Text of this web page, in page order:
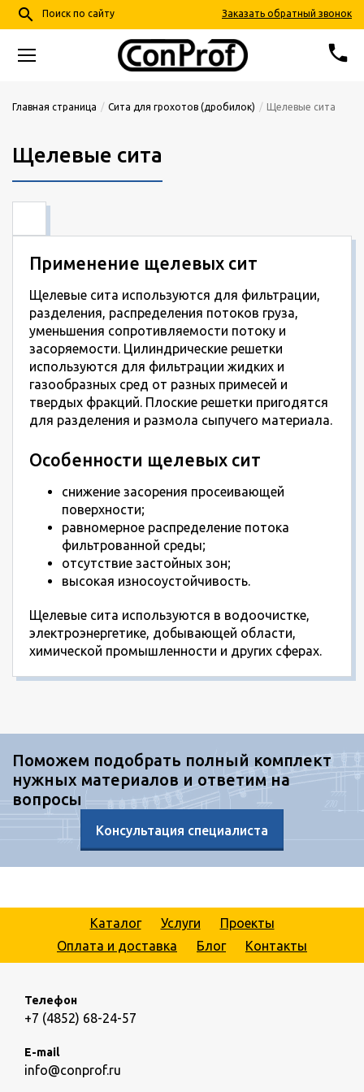
search Поиск по сайту Заказать обратный звонок
phone
+7 (4852)68-24-57
Ярославль, пер. Тепловой, д. 4, корп. 2
Главная страница Сита для грохотов (дробилок) Щелевые сита
Щелевые сита
Применение щелевых сит
Щелевые сита используются для фильтрации,
разделения, распределения потоков груза,
уменьшения сопротивляемости потоку и
засоряемости. Цилиндрические решетки
используются для фильтрации жидких и
газообразных сред от разных примесей и
твердых фракций. Плоские решетки пригодятся
для разделения и размола сыпучего материала.
Особенности щелевых сит
снижение засорения просеивающей
поверхности;
равномерное распределение потока
фильтрованной среды;
отсутствие застойных зон;
высокая износоустойчивость.
Щелевые сита используются в водоочистке,
электроэнергетике, добывающей области,
химической промышленности и других сферах.
Поможем подобрать полный комплект
нужных материалов и ответим на
вопросы
Консультация специалиста
Каталог Услуги
Проекты
Оплата и доставка
Блог Контакты
Телефон
+7 (4852) 68-24-57
E-mail
info@conprof.ru